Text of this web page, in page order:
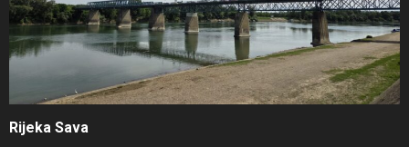
Rijeka Sava